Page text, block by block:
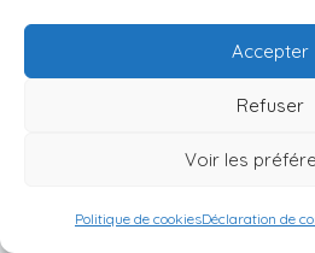
Accepter
Refuser
Voir les
Politique de cookiesDéclaration de
Fiscalité
selon